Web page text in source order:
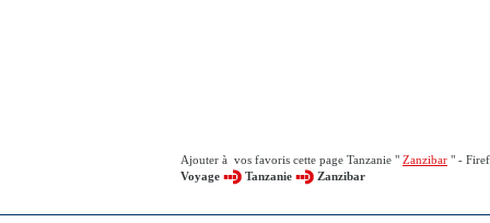
Ajouter à vos favoris cette page Tanzanie " Zanzibar " -
Voyage
Tanzanie Zanzibar